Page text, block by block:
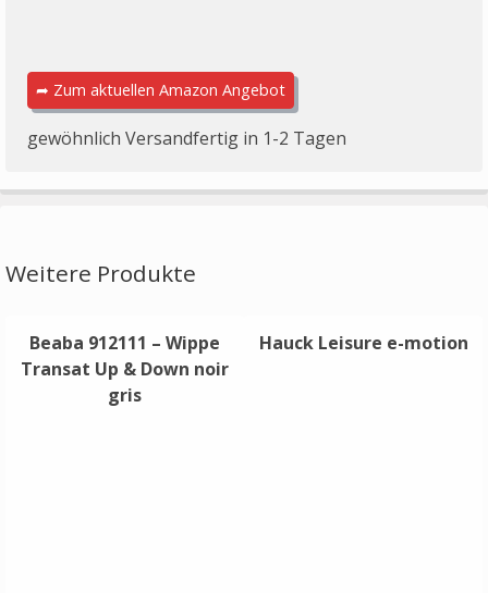
➦ Zum aktuellen Amazon Angebot
gewöhnlich Versandfertig in 1-2 Tagen
Weitere Produkte
Beaba 912111 – Wippe
Transat Up & Down noir
gris
Hauck Leisure e-motion